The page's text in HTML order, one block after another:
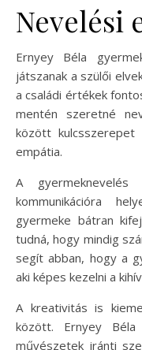
Nevelési
Ernyey Béla
játszanak a szülői
a családi értékek
mentén szeretné
között
empátia.
A
kommunikációra
gyermeke bátran
tudná, hogy mindig
segít abban, hogy a
aki képes kezelni a
A kreativitás is
között. Ernyey Béla
művészetek iránti